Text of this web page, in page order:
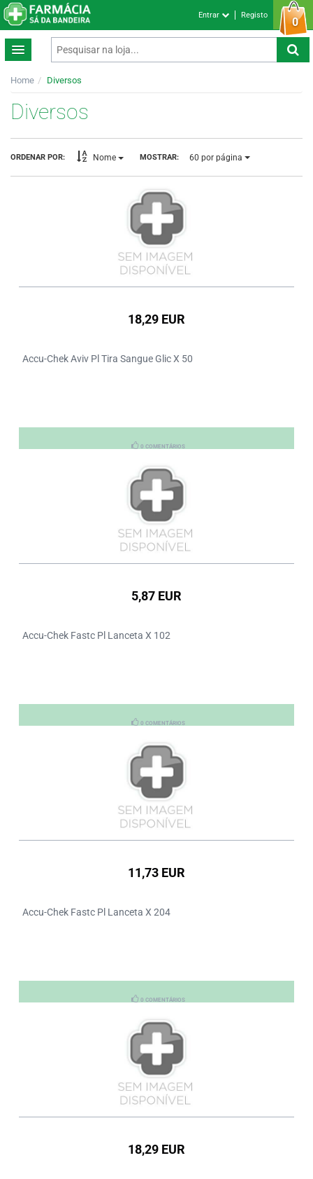
0
Entrar Registo
Home Diversos
Diversos
ORDENAR POR: Nome MOSTRAR: 60 por página
18,29 EUR
Accu-Chek Aviv Pl Tira Sangue Glic X 50
0 COMENTÁRIOS
5,87 EUR
Accu-Chek Fastc Pl Lanceta X 102
0 COMENTÁRIOS
11,73 EUR
Accu-Chek Fastc Pl Lanceta X 204
0 COMENTÁRIOS
18,29 EUR